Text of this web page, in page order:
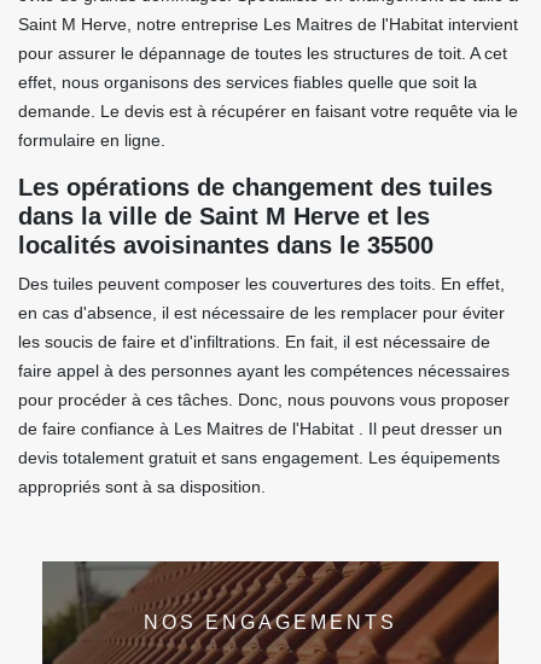
Saint M Herve, notre entreprise Les Maitres de l'Habitat intervient
pour assurer le dépannage de toutes les structures de toit. A cet
effet, nous organisons des services fiables quelle que soit la
demande. Le devis est à récupérer en faisant votre requête via le
formulaire en ligne.
Les opérations de changement des tuiles
dans la ville de Saint M Herve et les
localités avoisinantes dans le 35500
Des tuiles peuvent composer les couvertures des toits. En effet,
en cas d'absence, il est nécessaire de les remplacer pour éviter
les soucis de faire et d'infiltrations. En fait, il est nécessaire de
faire appel à des personnes ayant les compétences nécessaires
pour procéder à ces tâches. Donc, nous pouvons vous proposer
de faire confiance à Les Maitres de l'Habitat . Il peut dresser un
devis totalement gratuit et sans engagement. Les équipements
appropriés sont à sa disposition.
NOS ENGAGEMENTS